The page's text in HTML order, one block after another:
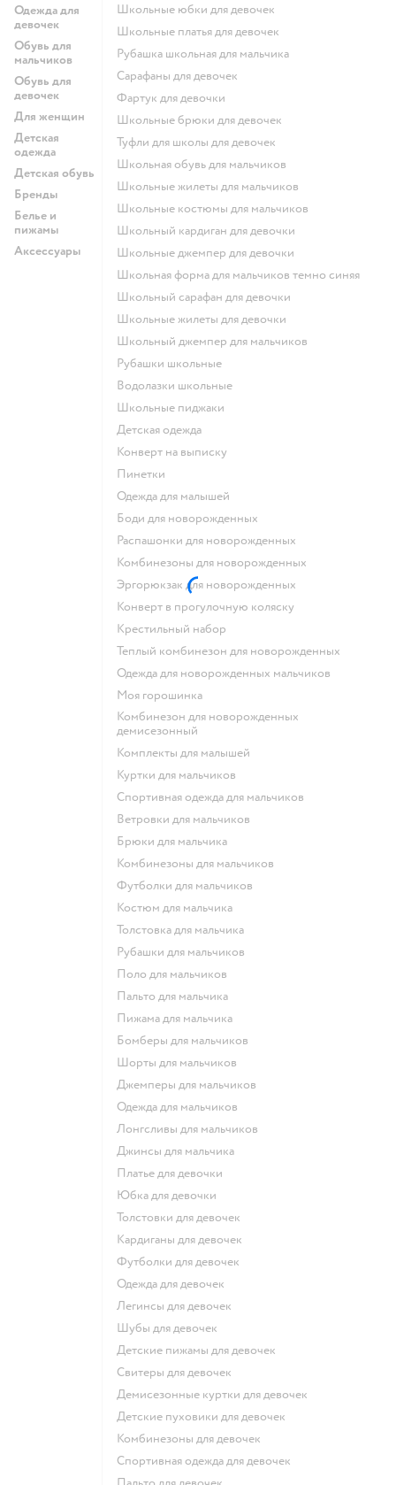
Одежда для
девочек
Обувь для
мальчиков
Обувь для
девочек
Для женщин
Детская
одежда
Детская обувь
Бренды
Белье и
пижамы
Аксессуары
Школьные юбки для девочек
Школьные платья для девочек
Рубашка школьная для мальчика
Сарафаны для девочек
Фартук для девочки
Школьные брюки для девочек
Туфли для школы для девочек
Школьная обувь для мальчиков
Школьные жилеты для мальчиков
Школьные костюмы для мальчиков
Школьный кардиган для девочки
Школьные джемпер для девочки
Школьная форма для мальчиков темно синяя
Школьный сарафан для девочки
Школьные жилеты для девочки
Школьный джемпер для мальчиков
Рубашки школьные
Водолазки школьные
Школьные пиджаки
Детская одежда
Конверт на выписку
Пинетки
Одежда для малышей
Боди для новорожденных
Распашонки для новорожденных
Комбинезоны для новорожденных
Эргорюкзак для новорожденных
Конверт в прогулочную коляску
Крестильный набор
Теплый комбинезон для новорожденных
Одежда для новорожденных мальчиков
Моя горошинка
Комбинезон для новорожденных
демисезонный
Комплекты для малышей
Куртки для мальчиков
Спортивная одежда для мальчиков
Ветровки для мальчиков
Брюки для мальчика
Комбинезоны для мальчиков
Футболки для мальчиков
Костюм для мальчика
Толстовка для мальчика
Рубашки для мальчиков
Поло для мальчиков
Пальто для мальчика
Пижама для мальчика
Бомберы для мальчиков
Шорты для мальчиков
Джемперы для мальчиков
Одежда для мальчиков
Лонгсливы для мальчиков
Джинсы для мальчика
Платье для девочки
Юбка для девочки
Толстовки для девочек
Кардиганы для девочек
Футболки для девочек
Одежда для девочек
Легинсы для девочек
Шубы для девочек
Детские пижамы для девочек
Свитеры для девочек
Демисезонные куртки для девочек
Детские пуховики для девочек
Комбинезоны для девочек
Спортивная одежда для девочек